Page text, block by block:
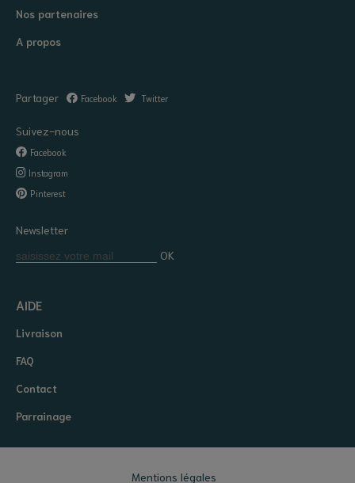
Nos partenaires
A propos
Partager Facebook Twitter
Suivez-nous
Facebook
Instagram
Pinterest
Newsletter
OK
AIDE
Livraison
FAQ
Contact
Parrainage
Mentions légales